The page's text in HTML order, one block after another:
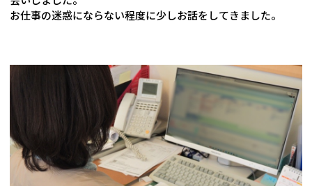
お仕事の迷惑にならない程度に少しお話をしてきました。